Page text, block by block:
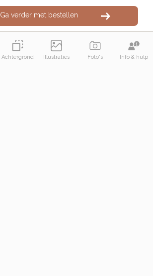
Ga verder met bestellen
Achtergrond Illustraties Foto's Info & hulp